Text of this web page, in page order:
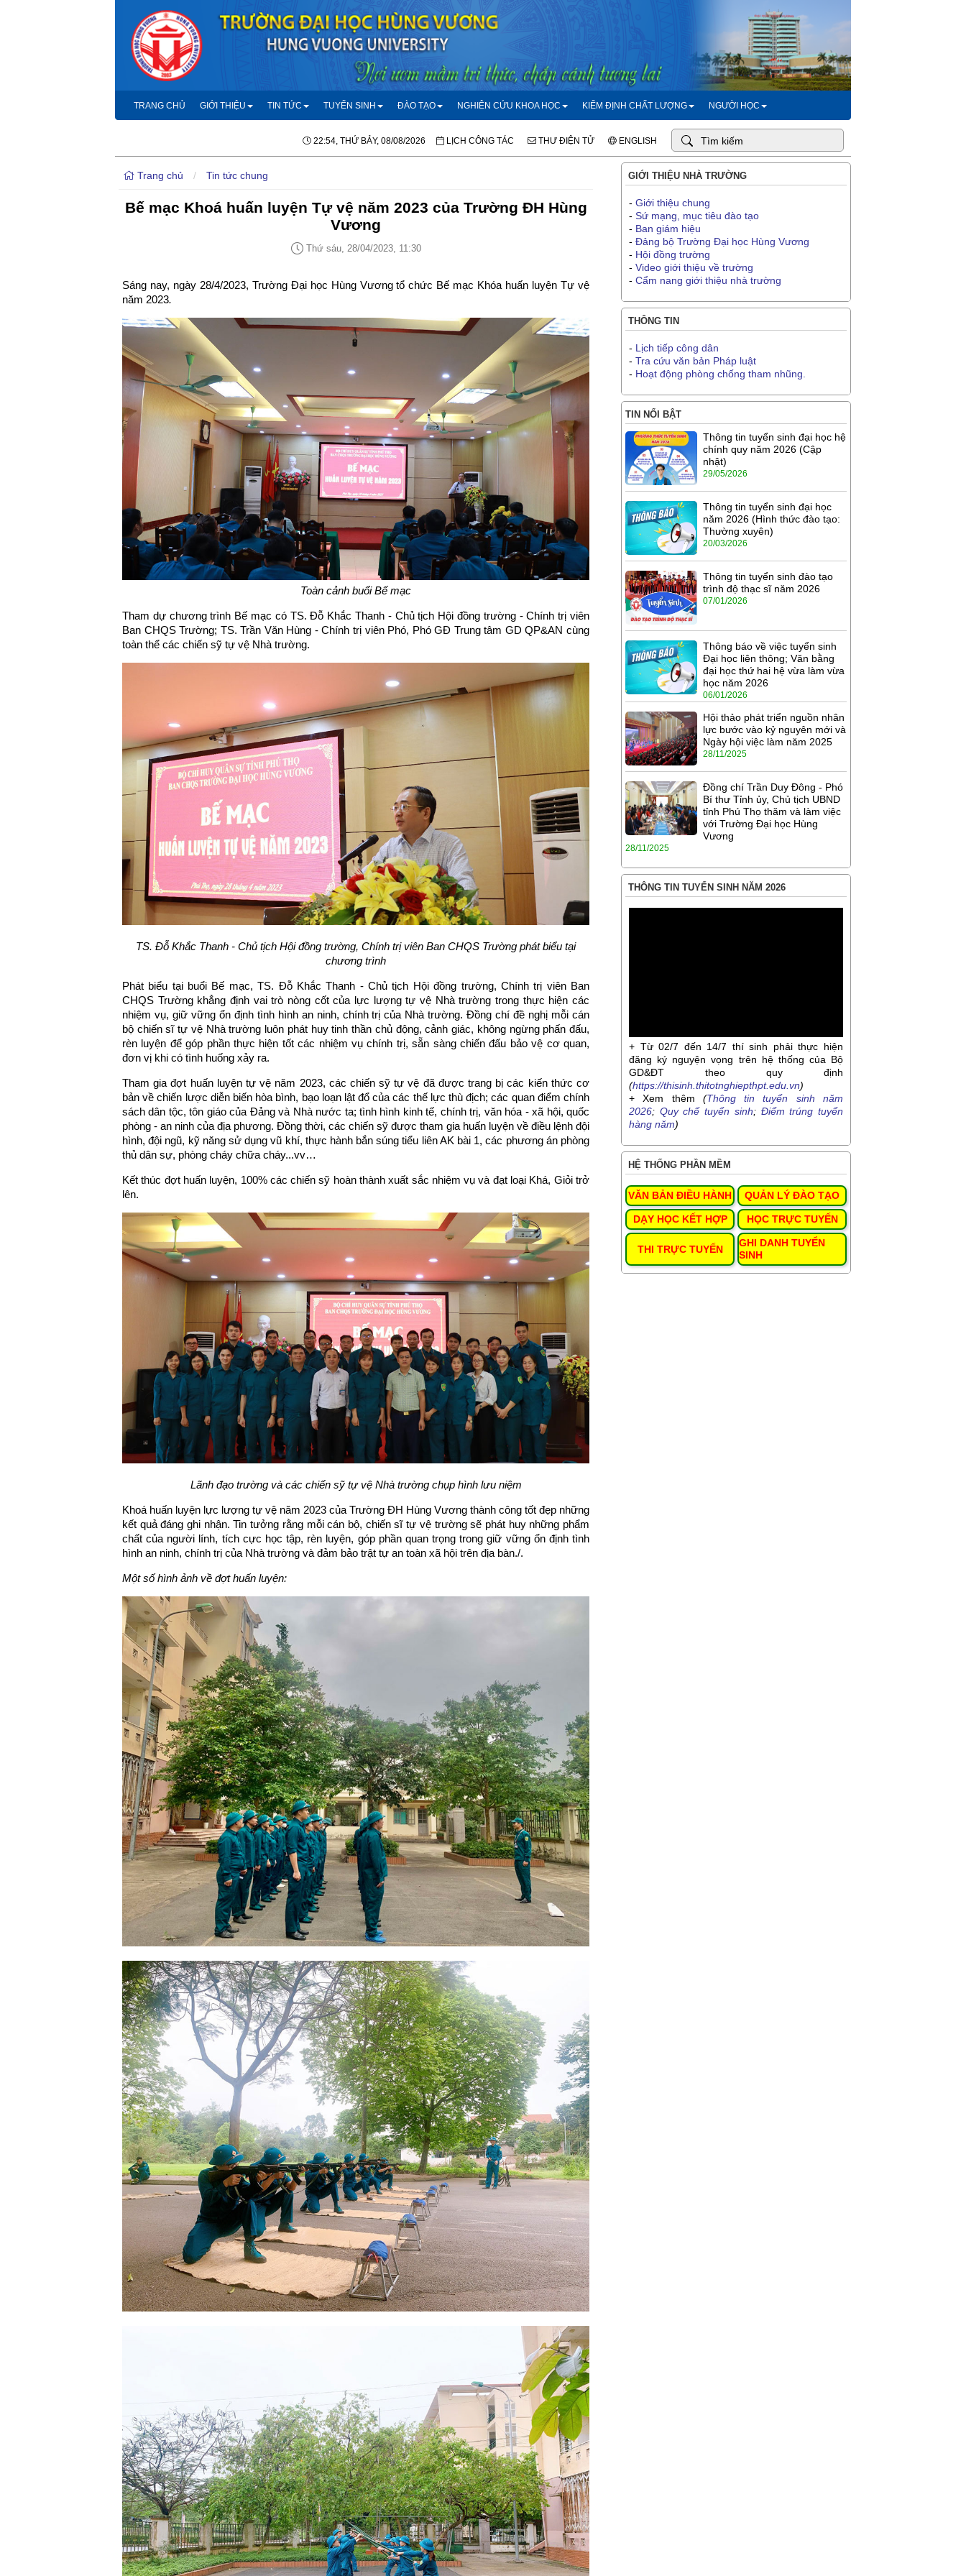
TRANG CHỦ GIỚI THIỆU TIN TỨC TUYỂN SINH ĐÀO TẠO NGHIÊN CỨU KHOA HỌC KIỂM ĐỊNH CHẤT LƯỢNG NGƯỜI HỌC
22:54, THỨ BẢY, 08/08/2026 LỊCH CÔNG TÁC THƯ ĐIỆN TỬ ENGLISH
Trang chủ / Tin tức chung
Bế mạc Khoá huấn luyện Tự vệ năm 2023 của Trường ĐH Hùng
Vương
Thứ sáu, 28/04/2023, 11:30
Sáng nay, ngày 28/4/2023, Trường Đại học Hùng Vương tổ chức Bế mạc Khóa huấn luyện Tự vệ
năm 2023.
Toàn cảnh buổi Bế mạc
Tham dự chương trình Bế mạc có TS. Đỗ Khắc Thanh - Chủ tịch Hội đồng trường - Chính trị viên
Ban CHQS Trường; TS. Trần Văn Hùng - Chính trị viên Phó, Phó GĐ Trung tâm GD QP&AN cùng
toàn thể các chiến sỹ tự vệ Nhà trường.
TS. Đỗ Khắc Thanh - Chủ tịch Hội đồng trường, Chính trị viên Ban CHQS Trường phát biểu tại
chương trình
Phát biểu tại buổi Bế mạc, TS. Đỗ Khắc Thanh - Chủ tịch Hội đồng trường, Chính trị viên Ban
CHQS Trường khẳng định vai trò nòng cốt của lực lượng tự vệ Nhà trường trong thực hiện các
nhiệm vụ, giữ vững ổn định tình hình an ninh, chính trị của Nhà trường. Đồng chí đề nghị mỗi cán
bộ chiến sĩ tự vệ Nhà trường luôn phát huy tinh thần chủ động, cảnh giác, không ngừng phấn đấu,
rèn luyện để góp phần thực hiện tốt các nhiệm vụ chính trị, sẵn sàng chiến đấu bảo vệ cơ quan,
đơn vị khi có tình huống xảy ra.
Tham gia đợt huấn luyện tự vệ năm 2023, các chiến sỹ tự vệ đã được trang bị các kiến thức cơ
bản về chiến lược diễn biến hòa bình, bạo loạn lật đổ của các thế lực thù địch; các quan điểm chính
sách dân tộc, tôn giáo của Đảng và Nhà nước ta; tình hình kinh tế, chính trị, văn hóa - xã hội, quốc
phòng - an ninh của địa phương. Đồng thời, các chiến sỹ được tham gia huấn luyện về điều lệnh đội
hình, đội ngũ, kỹ năng sử dụng vũ khí, thực hành bắn súng tiểu liên AK bài 1, các phương án phòng
thủ dân sự, phòng cháy chữa cháy...vv…
Kết thúc đợt huấn luyện, 100% các chiến sỹ hoàn thành xuất sắc nhiệm vụ và đạt loại Khá, Giỏi trở
lên.
Lãnh đạo trường và các chiến sỹ tự vệ Nhà trường chụp hình lưu niệm
Khoá huấn luyện lực lượng tự vệ năm 2023 của Trường ĐH Hùng Vương thành công tốt đẹp những
kết quả đáng ghi nhận. Tin tưởng rằng mỗi cán bộ, chiến sĩ tự vệ trường sẽ phát huy những phẩm
chất của người lính, tích cực học tập, rèn luyện, góp phần quan trọng trong giữ vững ổn định tình
hình an ninh, chính trị của Nhà trường và đảm bảo trật tự an toàn xã hội trên địa bàn./.
Một số hình ảnh về đợt huấn luyện:
GIỚI THIỆU NHÀ TRƯỜNG
- Giới thiệu chung
- Sứ mạng, mục tiêu đào tạo
- Ban giám hiệu
- Đảng bộ Trường Đại học Hùng Vương
- Hội đồng trường
- Video giới thiệu về trường
- Cẩm nang giới thiệu nhà trường
THÔNG TIN
- Lịch tiếp công dân
- Tra cứu văn bản Pháp luật
- Hoạt động phòng chống tham nhũng.
TIN NỔI BẬT
Thông tin tuyển sinh đại học hệ
chính quy năm 2026 (Cập
nhật)
29/05/2026
Thông tin tuyển sinh đại học
năm 2026 (Hình thức đào tạo:
Thường xuyên)
20/03/2026
Thông tin tuyển sinh đào tạo
trình độ thạc sĩ năm 2026
07/01/2026
Thông báo về việc tuyển sinh
Đại học liên thông; Văn bằng
đại học thứ hai hệ vừa làm vừa
học năm 2026
06/01/2026
Hội thảo phát triển nguồn nhân
lực bước vào kỷ nguyên mới và
Ngày hội việc làm năm 2025
28/11/2025
Đồng chí Trần Duy Đông - Phó
Bí thư Tỉnh ủy, Chủ tịch UBND
tỉnh Phú Thọ thăm và làm việc
với Trường Đại học Hùng
Vương
28/11/2025
THÔNG TIN TUYỂN SINH NĂM 2026
+ Từ 02/7 đến 14/7 thí sinh phải thực hiện
đăng ký nguyện vọng trên hệ thống của Bộ
GD&ĐT theo quy định
(https://thisinh.thitotnghiepthpt.edu.vn)
+ Xem thêm (Thông tin tuyển sinh năm
2026; Quy chế tuyển sinh; Điểm trúng tuyển
hàng năm)
HỆ THỐNG PHẦN MỀM
VĂN BẢN ĐIỀU HÀNH QUẢN LÝ ĐÀO TẠO
DẠY HỌC KẾT HỢP HỌC TRỰC TUYẾN
THI TRỰC TUYẾN
GHI DANH TUYỂN
SINH